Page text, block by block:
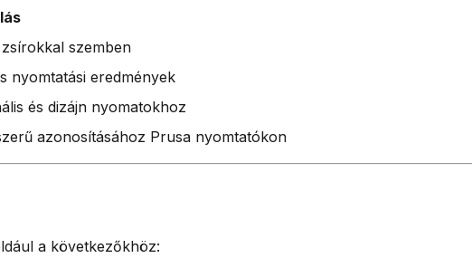
szemben
nyomtatási eredmények
és dizájn nyomatokhoz
azonosításához Prusa nyomtatókon
a következőkhöz: